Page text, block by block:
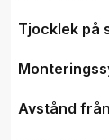
Tjocklek på
Avstånd